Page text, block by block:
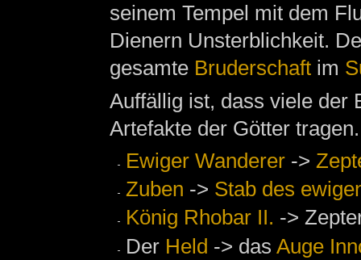
seinem Tempel mit dem
Dienern Unsterblichkeit.
gesamte Bruderschaftim
Auffällig ist, dass viele der
Artefakte der Götter tragen.
Ewiger Wanderer ->
Zuben -> Stab des
König Rhobar II. ->
Der Held -> das Auge